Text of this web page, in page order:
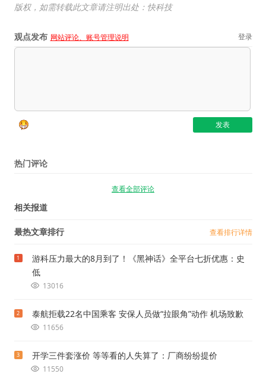
版权，如需转载此文章请注明出处：快科技
观点发布 网站评论、账号管理说明 登录
热门评论
查看全部评论
相关报道
最热文章排行 查看排行详情
1
游科压力最大的8月到了！《黑神话》全平台七折优惠：史
低
13016
2 泰航拒载22名中国乘客 安保人员做“拉眼角”动作 机场致歉
11656
3 开学三件套涨价 等等看的人失算了：厂商纷纷提价
11550